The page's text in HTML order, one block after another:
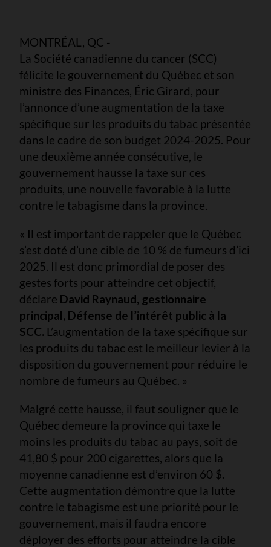
MONTRÉAL, QC -
La Société canadienne du cancer (SCC)
félicite le gouvernement du Québec et son
ministre des Finances, Éric Girard, pour
l’annonce d’une augmentation de la taxe
spécifique sur les produits du tabac présentée
dans le cadre de son budget 2024-2025. Pour
une deuxième année consécutive, le
gouvernement hausse la taxe sur ces
produits, une nouvelle favorable à la lutte
contre le tabagisme dans la province.
« Il est important de rappeler que le Québec
s’est doté d’une cible de 10 % de fumeurs d’ici
2025. Il est donc primordial de poser des
gestes forts pour atteindre cet objectif,
déclare David Raynaud, gestionnaire
principal, Défense de l’intérêt public à la
SCC. L’augmentation de la taxe spécifique sur
les produits du tabac est le meilleur levier à la
disposition du gouvernement pour réduire le
nombre de fumeurs au Québec. »
Malgré cette hausse, il faut souligner que le
Québec demeure la province qui taxe le
moins les produits du tabac au pays, soit de
41,80 $ pour 200 cigarettes, alors que la
moyenne canadienne est d’environ 60 $.
Cette augmentation démontre que la lutte
contre le tabagisme est une priorité pour le
gouvernement, mais il faudra encore
déployer des efforts pour atteindre la cible